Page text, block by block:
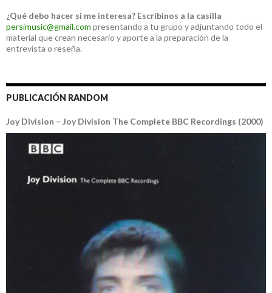
¿Qué debo hacer si me interesa? Escribinos a la casilla
persimusic@gmail.com presentando a tu grupo y adjuntando todo el
material que crean necesario y aporte a la preparación de la
entrevista o reseña.
PUBLICACIÓN RANDOM
Joy Division – Joy Division The Complete BBC Recordings (2000)